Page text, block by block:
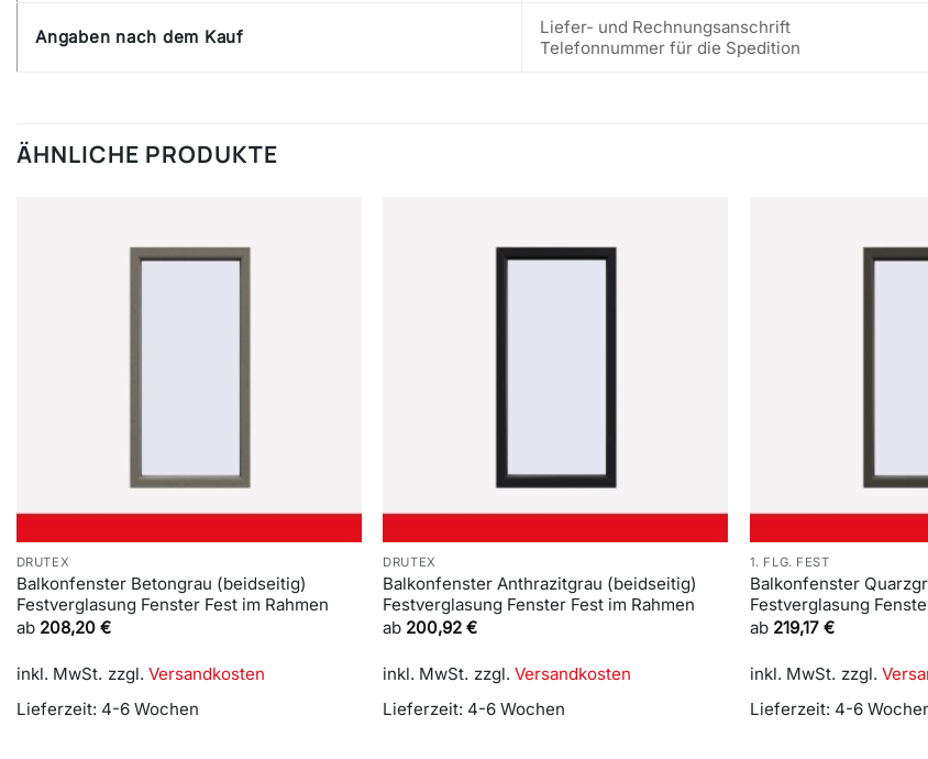
Angaben nach dem Kauf
Liefer- und Rechnungsanschrift
Telefonnummer für die Spedition
ÄHNLICHE PRODUKTE
DRUTEX
Balkonfenster Betongrau (beidseitig)
Festverglasung Fenster Fest im Rahmen
ab 208,20 €
inkl. MwSt. zzgl. Versandkosten
Lieferzeit: 4-6 Wochen
DRUTEX
Balkonfenster Anthrazitgrau (beidseitig)
Festverglasung Fenster Fest im Rahmen
ab 200,92€
inkl. MwSt. zzgl.Versandkosten
Lieferzeit: 4-6 Wochen
1. FLG. FEST
Balkonfenster
Festverglasung
ab 219,17 €
inkl. MwSt. zzgl.
Lieferzeit: 4-6